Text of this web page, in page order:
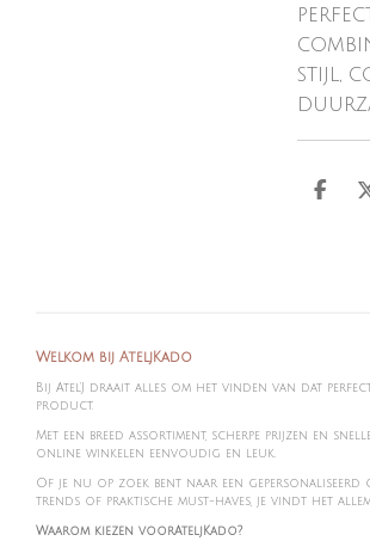
stijl,
D
Welkom bij AteljKado
Bij Atel'J draait alles om het vinden van dat
product.
Met een breed assortiment, scherpe prijzen en
online winkelen eenvoudig en leuk.
Of je nu op zoek bent naar een gepersonaliseerd
trends of praktische must-haves, je vindt het
Waarom kiezen voorAteljKado?